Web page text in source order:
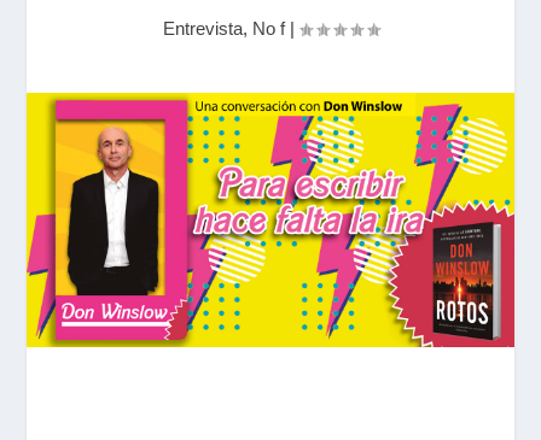
Entrevista, No f|